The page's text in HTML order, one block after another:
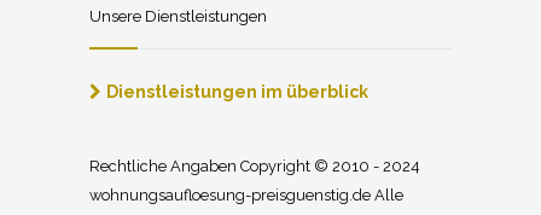
Unsere Dienstleistungen
Dienstleistungen im überblick
Rechtliche Angaben Copyright © 2010 - 2024
wohnungsaufloesung-preisguenstig.de Alle